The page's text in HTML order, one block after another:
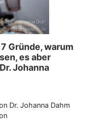
Gründe, warum
es aber
Johanna
Dr. Johanna Dahm